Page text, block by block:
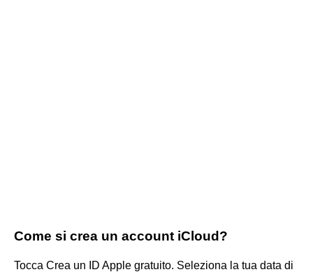
Come si crea un account iCloud?
Tocca Crea un ID Apple gratuito. Seleziona la tua data di